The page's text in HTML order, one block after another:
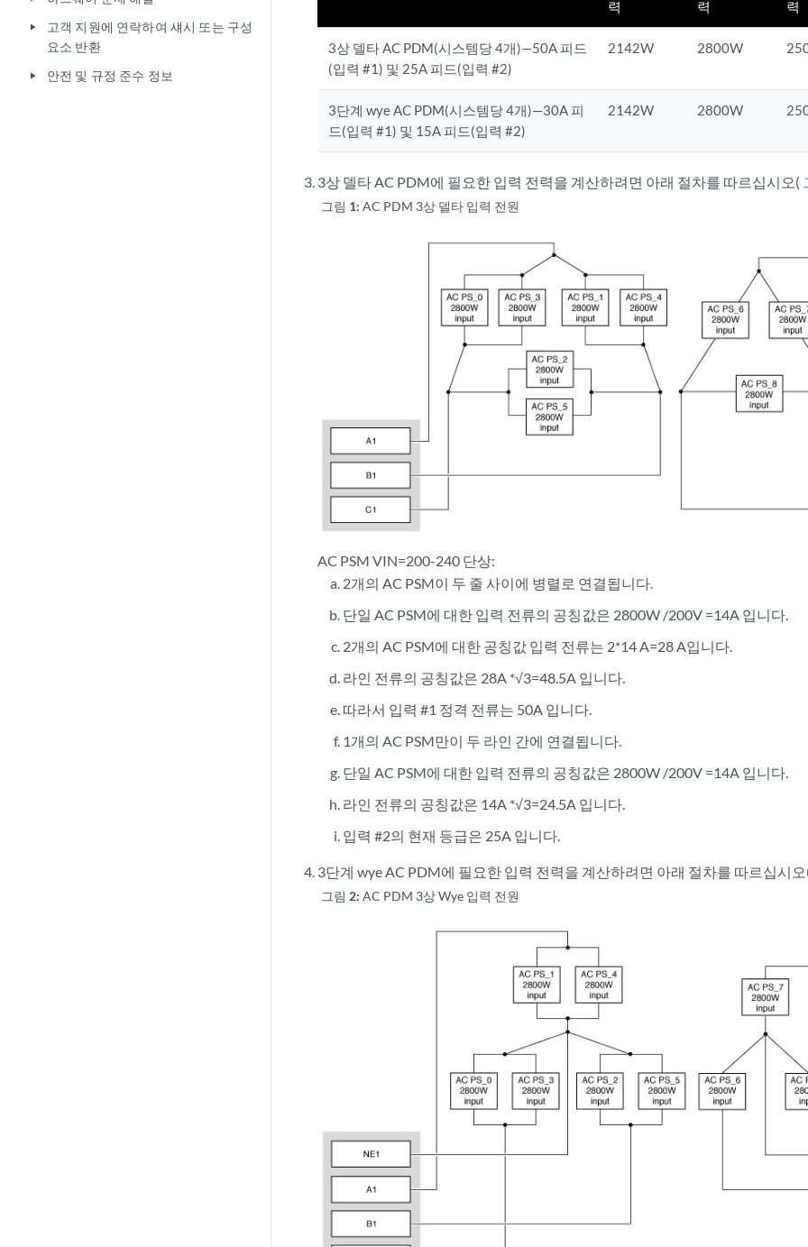
play_arrow
고객 지원에 연락하여 섀시 또는 구성
요소 반환
play_arrow 안전 및 규정 준수 정보
력
력
력
3상 델타 AC PDM(시스템당 4개)—50A 피드
(입력 #1) 및 25A 피드(입력 #2)
2142W 2800W
3단계 wye AC PDM(시스템당 4개)—30A 피
드(입력 #1) 및 15A 피드(입력 #2)
2142W 2800W
3상 델타 AC PDM에 필요한 입력 전력을 계산하려면 아래 절차를 따르십시오(
그림 1:AC PDM 3상 델타 입력 전원
AC PSM VIN=200-240 단상:
2개의 AC PSM이 두 줄 사이에 병렬로 연결됩니다.
단일 AC PSM에 대한 입력 전류의 공칭값은 2800W /200V =14A 입니다.
2개의 AC PSM에 대한 공칭값 입력 전류는 2*14 A=28 A입니다.
라인 전류의 공칭값은 28A *√3=48.5A 입니다.
따라서 입력 #1 정격 전류는 50A 입니다.
1개의 AC PSM만이 두 라인 간에 연결됩니다.
단일 AC PSM에 대한 입력 전류의 공칭값은 2800W /200V =14A 입니다.
라인 전류의 공칭값은 14A *√3=24.5A 입니다.
입력 #2의 현재 등급은 25A 입니다.
3단계 wye AC PDM에 필요한 입력 전력을 계산하려면 아래 절차를 따르십시오
그림 2:AC PDM 3상 Wye 입력 전원